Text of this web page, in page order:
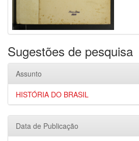
Sugestões de pesquisa
Assunto
HISTÓRIA DO BRASIL
Data de Publicação